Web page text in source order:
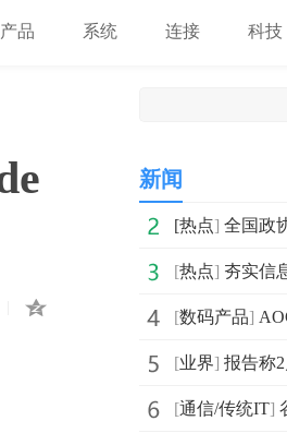
产品 系统 连接 科技
新闻
[热点] 全国政协委员邓
[热点] 夯实信息基础设
[数码产品] AOC公
[业界] 报告称2月中国
[通信/传统IT]